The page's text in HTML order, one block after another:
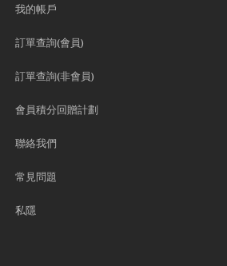
我的帳戶
訂單查詢(會員)
訂單查詢(非會員)
會員積分回贈計劃
聯絡我們
常見問題
私隱